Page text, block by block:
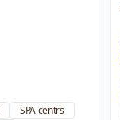
SPA centrs